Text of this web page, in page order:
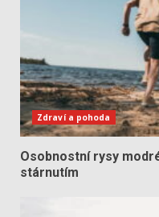
Zdraví a pohoda
Osobnostní rysy
stárnutím